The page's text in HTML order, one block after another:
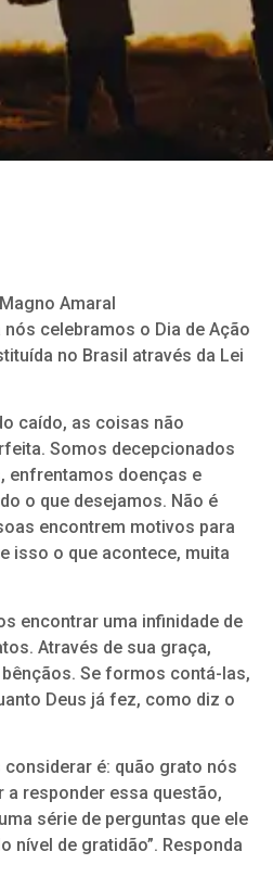
Magno Amaral
celebramos o Dia de Ação
no Brasil através da Lei
caído, as coisas não
Somos decepcionados
enfrentamos doenças e
o que desejamos. Não é
encontrem motivos para
isso o que acontece, muita
encontrar uma infinidade de
Através de sua graça,
Se formos contá-las,
Deus já fez, como diz o
é: quão grato nós
a responder essa questão,
série de perguntas que ele
nível de gratidão”. Responda